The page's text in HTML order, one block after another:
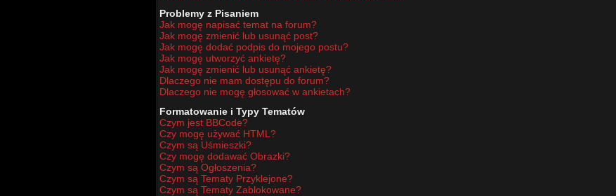
Problemy z Pisaniem
Jak mogę napisać temat na forum?
Jak mogę zmienić lub usunąć post?
Jak mogę dodać podpis do mojego postu?
Jak mogę utworzyć ankietę?
Jak mogę zmienić lub usunąć ankietę?
Dlaczego nie mam dostępu do forum?
Dlaczego nie mogę głosować w ankietach?
Formatowanie i Typy Tematów
Czym jest BBCode?
Czy mogę używać HTML?
Czym są Uśmieszki?
Czy mogę dodawać Obrazki?
Czym są Ogłoszenia?
Czym są Tematy Przyklejone?
Czym są Tematy Zablokowane?